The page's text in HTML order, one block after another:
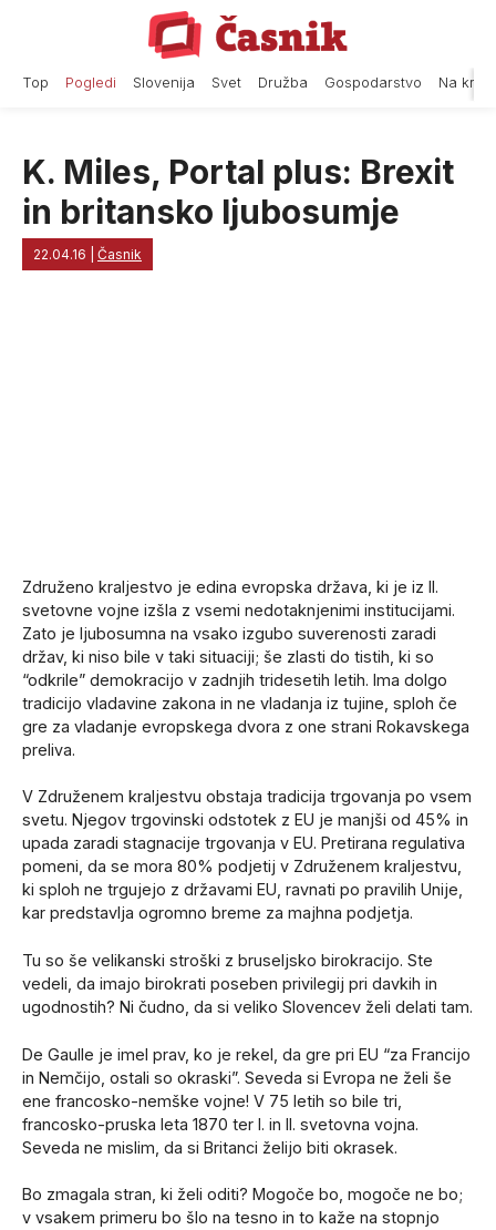
Top Pogledi Slovenija Svet Družba Gospodarstvo Na
K. Miles, Portal plus: Brexit
in britansko ljubosumje
22.04.16 Časnik
Združeno kraljestvo je edina evropska država, ki je iz II.
svetovne vojne izšla z vsemi nedotaknjenimi institucijami.
Zato je ljubosumna na vsako izgubo suverenosti zaradi
držav, ki niso bile v taki situaciji; še zlasti do tistih, ki so
“odkrile” demokracijo v zadnjih tridesetih letih. Ima dolgo
tradicijo vladavine zakona in ne vladanja iz tujine, sploh če
gre za vladanje evropskega dvora z one strani Rokavskega
preliva.
V Združenem kraljestvu obstaja tradicija trgovanja po vsem
svetu. Njegov trgovinski odstotek z EU je manjši od 45% in
upada zaradi stagnacije trgovanja v EU. Pretirana regulativa
pomeni, da se mora 80% podjetij v Združenem kraljestvu,
ki sploh ne trgujejo z državami EU, ravnati po pravilih Unije,
kar predstavlja ogromno breme za majhna podjetja.
Tu so še velikanski stroški z bruseljsko birokracijo. Ste
vedeli, da imajo birokrati poseben privilegij pri davkih in
ugodnostih? Ni čudno, da si veliko Slovencev želi delati tam.
De Gaulle je imel prav, ko je rekel, da gre pri EU “za Francijo
in Nemčijo, ostali so okraski”. Seveda si Evropa ne želi še
ene francosko-nemške vojne! V 75 letih so bile tri,
francosko-pruska leta 1870 ter I. in II. svetovna vojna.
Seveda ne mislim, da si Britanci želijo biti okrasek.
Bo zmagala stran, ki želi oditi? Mogoče bo, mogoče ne bo;
v vsakem primeru bo šlo na tesno in to kaže na stopnjo